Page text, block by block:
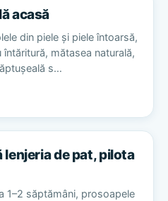
acasă
din piele și piele întoarsă,
mătasea naturală,
s…
lenjeria de pat, pilota
1–2 săptămâni, prosoapele